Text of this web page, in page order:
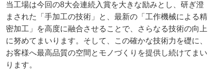
当工場は今回の8大会連続入賞を大きな励みとし、研ぎ澄
まされた「手加工の技術」と、最新の「工作機械による精
密加工」を高度に融合させることで、さらなる技術の向上
に努めてまいります。そして、この確かな技術力を礎に、
お客様へ最高品質の空間とモノづくりを提供し続けてまい
ります。